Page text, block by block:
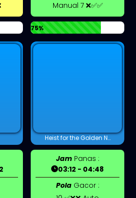
Manual 7 ❌✅✅
75%
Heist for the Golden Nuggets™
JamPanas :
03:12 - 04:48
PolaGacor :